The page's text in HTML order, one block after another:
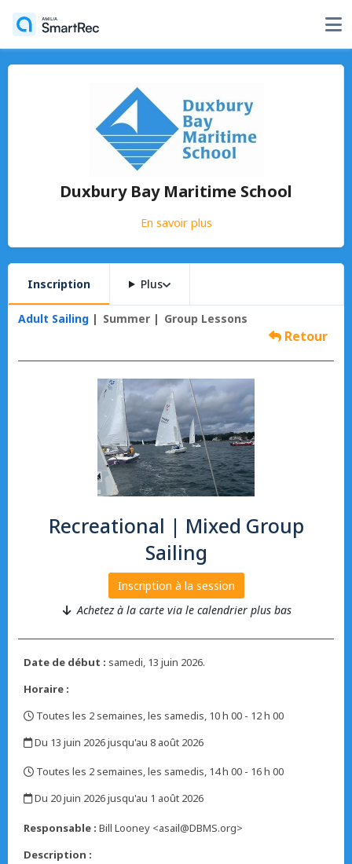
Duxbury Bay Maritime School
En savoir plus
Inscription Plus
Adult Sailing Summer Group Lessons
Retour
Recreational | Mixed Group
Sailing
Inscription à la session
Achetez à la carte via le calendrier plus bas
Date de début : samedi, 13 juin 2026.
Horaire :
Toutes les 2 semaines, les samedis, 10 h 00 - 12 h 00
Du 13 juin 2026 jusqu'au 8 août 2026
Toutes les 2 semaines, les samedis, 14 h 00 - 16 h 00
Du 20 juin 2026 jusqu'au 1 août 2026
Responsable : Bill Looney <asail@DBMS.org>
Description :